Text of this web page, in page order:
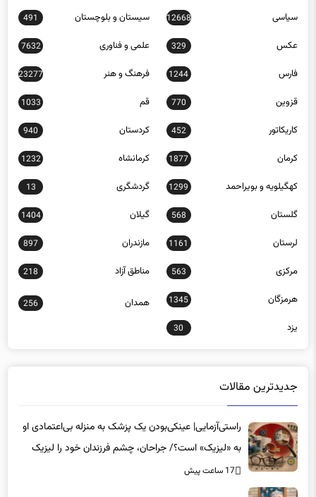
عکس 329 علمی و فناوری 7632
فارس 1244 فرهنگ و هنر 23277
قزوین 770 قم 1033
کاریکاتور 452 کردستان 940
کرمان 1877 کرمانشاه 1232
کهگیلویه و بویراحمد 1299 گردشگری 13
گلستان 568 گیلان 1404
لرستان 1161 مازندران 897
مرکزی 563 مناطق آزاد 218
هرمزگان 1345
256
یزد 30
راستی‌آزمایی| عینکی‌بودن یک پزشک به منزله بی‌اعتمادی او
به «لیزیک» است؟/ جراحان، چشم فرزندان خود را لیزیک
می‌کنند؟
17 ساعت پیش